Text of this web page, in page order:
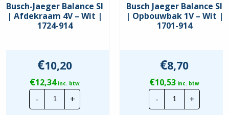
Busch-Jaeger Balance SI
| Afdekraam 4V – Wit |
1724-914
€10,20
€12,34inc. btw
-
Busch-
Jaeger
Balance
+
Busch Jaeger Balance SI
| Opbouwbak 1V – Wit |
1701-914
€8,70
€10,53 inc. btw
-
Busch
Jaeger
Balance
+